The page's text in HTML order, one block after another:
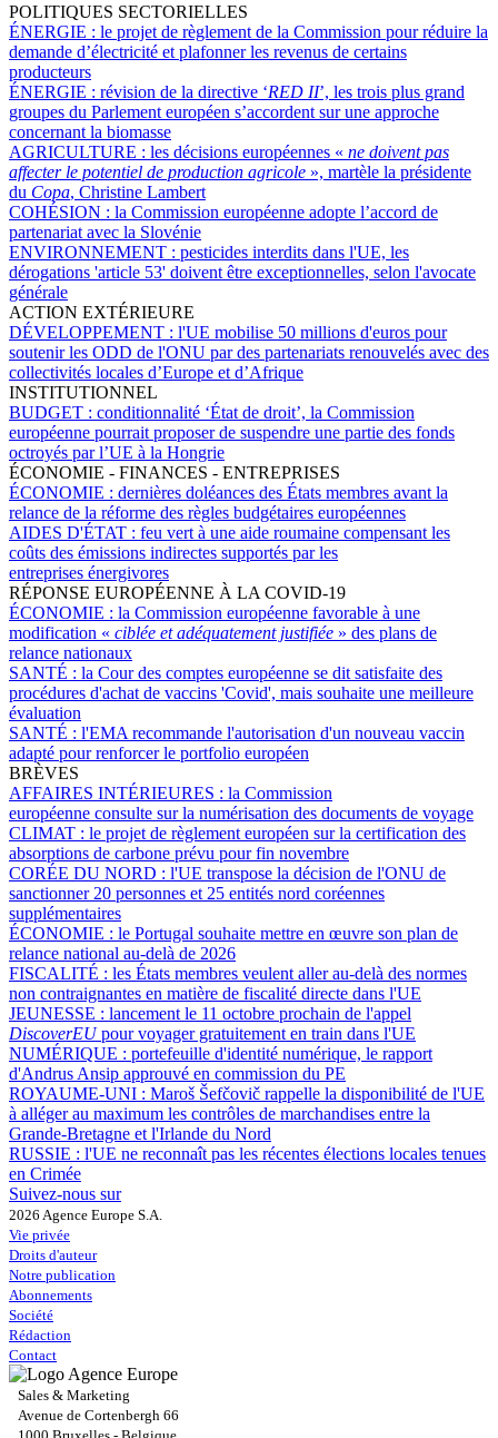
POLITIQUES SECTORIELLES
ÉNERGIE : le projet de règlement de la Commission pour réduire la
demande d’électricité et plafonner les revenus de certains
producteurs
ÉNERGIE : révision de la directive ‘RED II’, les trois plus grand
groupes du Parlement européen s’accordent sur une approche
concernant la biomasse
AGRICULTURE : les décisions européennes « ne doivent pas
affecter le potentiel de production agricole », martèle la présidente
du Copa, Christine Lambert
COHÉSION : la Commission européenne adopte l’accord de
partenariat avec la Slovénie
ENVIRONNEMENT : pesticides interdits dans l'UE, les
dérogations 'article 53' doivent être exceptionnelles, selon l'avocate
générale
ACTION EXTÉRIEURE
DÉVELOPPEMENT : l'UE mobilise 50 millions d'euros pour
soutenir les ODD de l'ONU par des partenariats renouvelés avec des
collectivités locales d’Europe et d’Afrique
INSTITUTIONNEL
BUDGET : conditionnalité ‘État de droit’, la Commission
européenne pourrait proposer de suspendre une partie des fonds
octroyés par l’UE à la Hongrie
ÉCONOMIE - FINANCES - ENTREPRISES
ÉCONOMIE : dernières doléances des États membres avant la
relance de la réforme des règles budgétaires européennes
AIDES D'ÉTAT : feu vert à une aide roumaine compensant les
coûts des émissions indirectes supportés par les
entreprises énergivores
RÉPONSE EUROPÉENNE À LA COVID-19
ÉCONOMIE : la Commission européenne favorable à une
modification « ciblée et adéquatement justifiée » des plans de
relance nationaux
SANTÉ : la Cour des comptes européenne se dit satisfaite des
procédures d'achat de vaccins 'Covid', mais souhaite une meilleure
évaluation
SANTÉ : l'EMA recommande l'autorisation d'un nouveau vaccin
adapté pour renforcer le portfolio européen
BRÈVES
AFFAIRES INTÉRIEURES : la Commission
européenne consulte sur la numérisation des documents de voyage
CLIMAT : le projet de règlement européen sur la certification des
absorptions de carbone prévu pour fin novembre
CORÉE DU NORD : l'UE transpose la décision de l'ONU de
sanctionner 20 personnes et 25 entités nord coréennes
supplémentaires
ÉCONOMIE : le Portugal souhaite mettre en œuvre son plan de
relance national au-delà de 2026
FISCALITÉ : les États membres veulent aller au-delà des normes
non contraignantes en matière de fiscalité directe dans l'UE
JEUNESSE : lancement le 11 octobre prochain de l'appel
DiscoverEUpour voyager gratuitement en train dans l'UE
NUMÉRIQUE : portefeuille d'identité numérique, le rapport
d'Andrus Ansip approuvé en commission du PE
ROYAUME-UNI : Maroš Šefčovič rappelle la disponibilité de l'UE
à alléger au maximum les contrôles de marchandises entre la
Grande-Bretagne et l'Irlande du Nord
RUSSIE : l'UE ne reconnaît pas les récentes élections locales tenues
en Crimée
Suivez-nous sur
2026 Agence Europe S.A.
Vie privée
Droits d'auteur
Notre publication
Abonnements
Société
Rédaction
Contact
Sales & Marketing
Avenue de Cortenbergh 66